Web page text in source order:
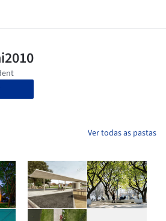
Ver todas as pastas